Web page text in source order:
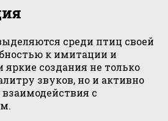
среди птиц своей
к имитации и
создания не только
звуков, но и активно
с